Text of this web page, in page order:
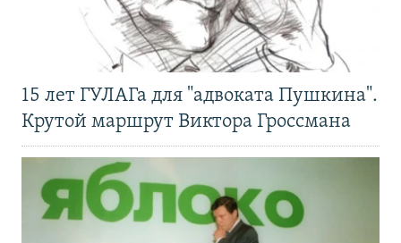
15 лет ГУЛАГа для "адвоката Пушкина".
Крутой маршрут Виктора Гроссмана